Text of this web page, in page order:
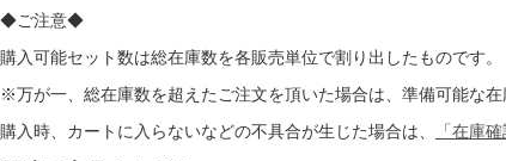
◆ご注意◆
購入可能セット数は総在庫数を各販売単位で割り出したものです。
※万が一、総在庫数を超えたご注文を頂いた場合は、準備可能な在
購入時、カートに入らないなどの不具合が生じた場合は、
「在庫